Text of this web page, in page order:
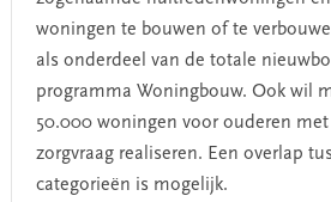
woningen te bouwen of te
als onderdeel van de totale
programma Woningbouw. Ook wil
50.000 woningen voor ouderen
zorgvraag realiseren. Een overlap
categorieën is mogelijk.